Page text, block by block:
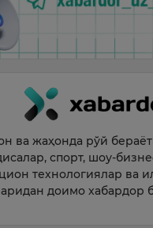
ва жаҳонда рўй
спорт, шоу-
технологиялар ва
доимо хабардор